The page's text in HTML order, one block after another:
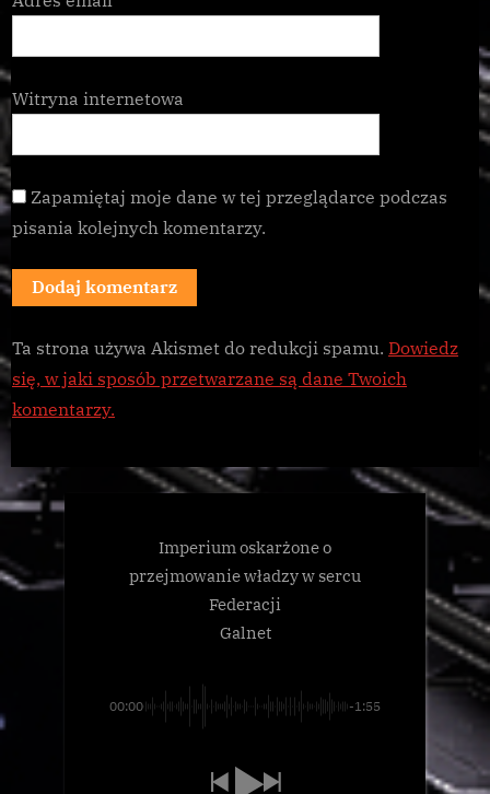
Witryna internetowa
Zapamiętaj moje dane w tej przeglądarce podczas
pisania kolejnych komentarzy.
Ta strona używa Akismet do redukcji spamu. Dowiedz
się, w jaki sposób przetwarzane są dane Twoich
komentarzy.
Imperium oskarżone o
przejmowanie władzy w sercu
Federacji
Galnet
00:00 -1:55